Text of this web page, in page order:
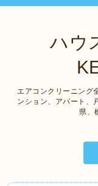
ハウ
エアコンクリーニング
ンション、アパート、
県、